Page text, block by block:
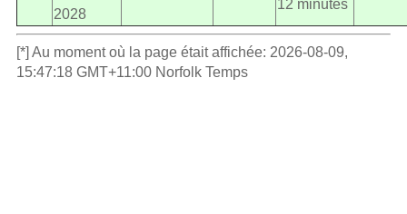
2028
12 minutes
[*] Au moment où la page était affichée: 2026-08-09,
15:47:18 GMT+11:00 Norfolk Temps